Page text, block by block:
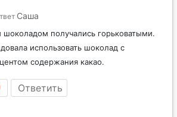
Саша
шоколадом получались горьковатыми.
использовать шоколад с
содержания какао.
Ответить